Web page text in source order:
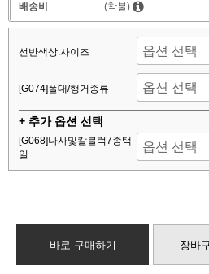
배송비 (착불)
선반색상:사이즈
[G074]폴대/행거종류
+ 추가 옵션 선택
[G068]나사및칼블럭7종택
일
바로 구매하기 장바